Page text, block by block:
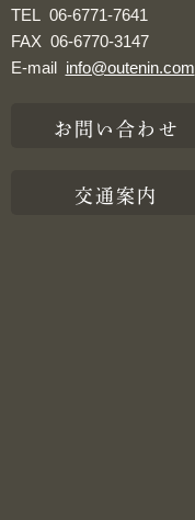
TEL 06-6771-7641
FAX 06-6770-3147
E-mail info@outenin.com
お問い合わせ
交通案内